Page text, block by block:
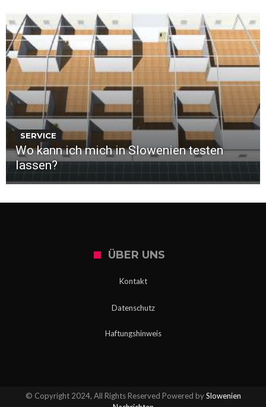
SERVICE
Wo kann ich mich in Slowenien testen
lassen?
ÜBER UNS
Kontakt
Datenschutz
Haftungshinweis
© Copyright 2024, All Rights Reserved Powered bySlowenien